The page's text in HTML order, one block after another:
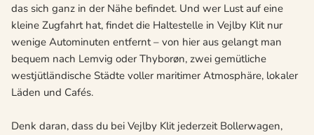
das sich ganz in der Nähe befindet. Und wer Lust auf eine
kleine Zugfahrt hat, findet die Haltestelle in Vejlby Klit nur
wenige Autominuten entfernt – von hier aus gelangt man
bequem nach Lemvig oder Thyborøn, zwei gemütliche
westjütländische Städte voller maritimer Atmosphäre, lokaler
Läden und Cafés.
Denk daran, dass du bei Vejlby Klit jederzeit Bollerwagen,